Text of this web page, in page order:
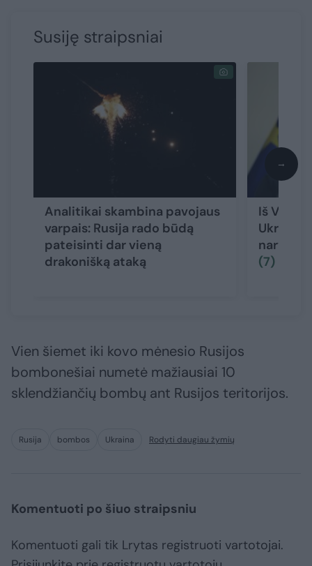
Susiję straipsniai
Analitikai skambina pavojaus
varpais: Rusija rado būdą
pateisinti dar vieną
drakonišką ataką
Iš
(7)
→
Vien šiemet iki kovo mėnesio Rusijos
bombonešiai numetė mažiausiai 10
sklendžiančių bombų ant Rusijos teritorijos.
Rusija bombos Ukraina Rodyti daugiau žymių
Komentuoti po šiuo straipsniu
Komentuoti gali tik Lrytas registruoti vartotojai.